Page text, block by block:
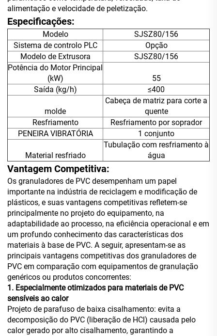
alimentação e velocidade de peletização.
Especificações:
Modelo
SJSZ80/156
Sistema de controlo PLC
Opção
Modelo de Extrusora
SJSZ80/156
Potência do Motor Principal
(kW)
55
Saída (kg/h)
≤400
molde
Cabeça de matriz para corte a
quente
Resfriamento
Resfriamento por soprador
PENEIRA VIBRATÓRIA
1 conjunto
Material resfriado
Tubulação com resfriamento à
água
Vantagem Competitiva:
Os granuladores de PVC desempenham um papel
importante na indústria de reciclagem e modificação de
plásticos, e suas vantagens competitivas refletem-se
principalmente no projeto do equipamento, na
adaptabilidade ao processo, na eficiência operacional e em
um profundo conhecimento das características dos
materiais à base de PVC. A seguir, apresentam-se as
principais vantagens competitivas dos granuladores de
PVC em comparação com equipamentos de granulação
genéricos ou produtos concorrentes:
1. Especialmente otimizados para materiais de PVC
sensíveis ao calor
Projeto de parafuso de baixa cisalhamento: evita a
decomposição do PVC (liberação de HCl) causada pelo
calor gerado por alto cisalhamento, garantindo a